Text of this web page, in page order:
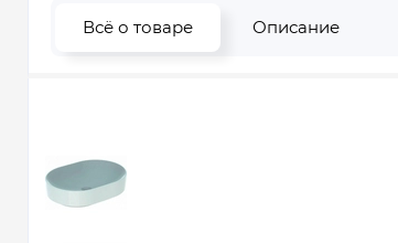
Всё о товаре Описание